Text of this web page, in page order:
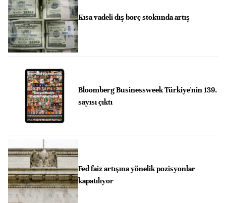
Kısa vadeli dış borç stokunda artış
Bloomberg Businessweek Türkiye'nin 139.
sayısı çıktı
Fed faiz artışına yönelik pozisyonlar
kapatılıyor